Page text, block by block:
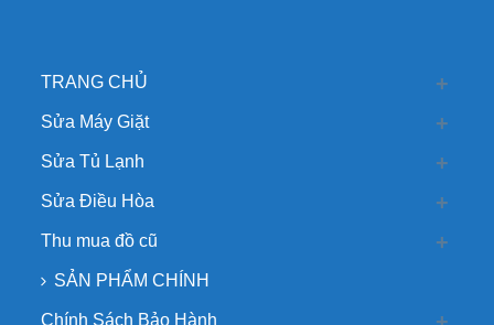
TRANG CHỦ
Sửa Máy Giặt
Sửa Tủ Lạnh
Sửa Điều Hòa
Thu mua đồ cũ
SẢN PHẨM CHÍNH
Chính Sách Bảo Hành